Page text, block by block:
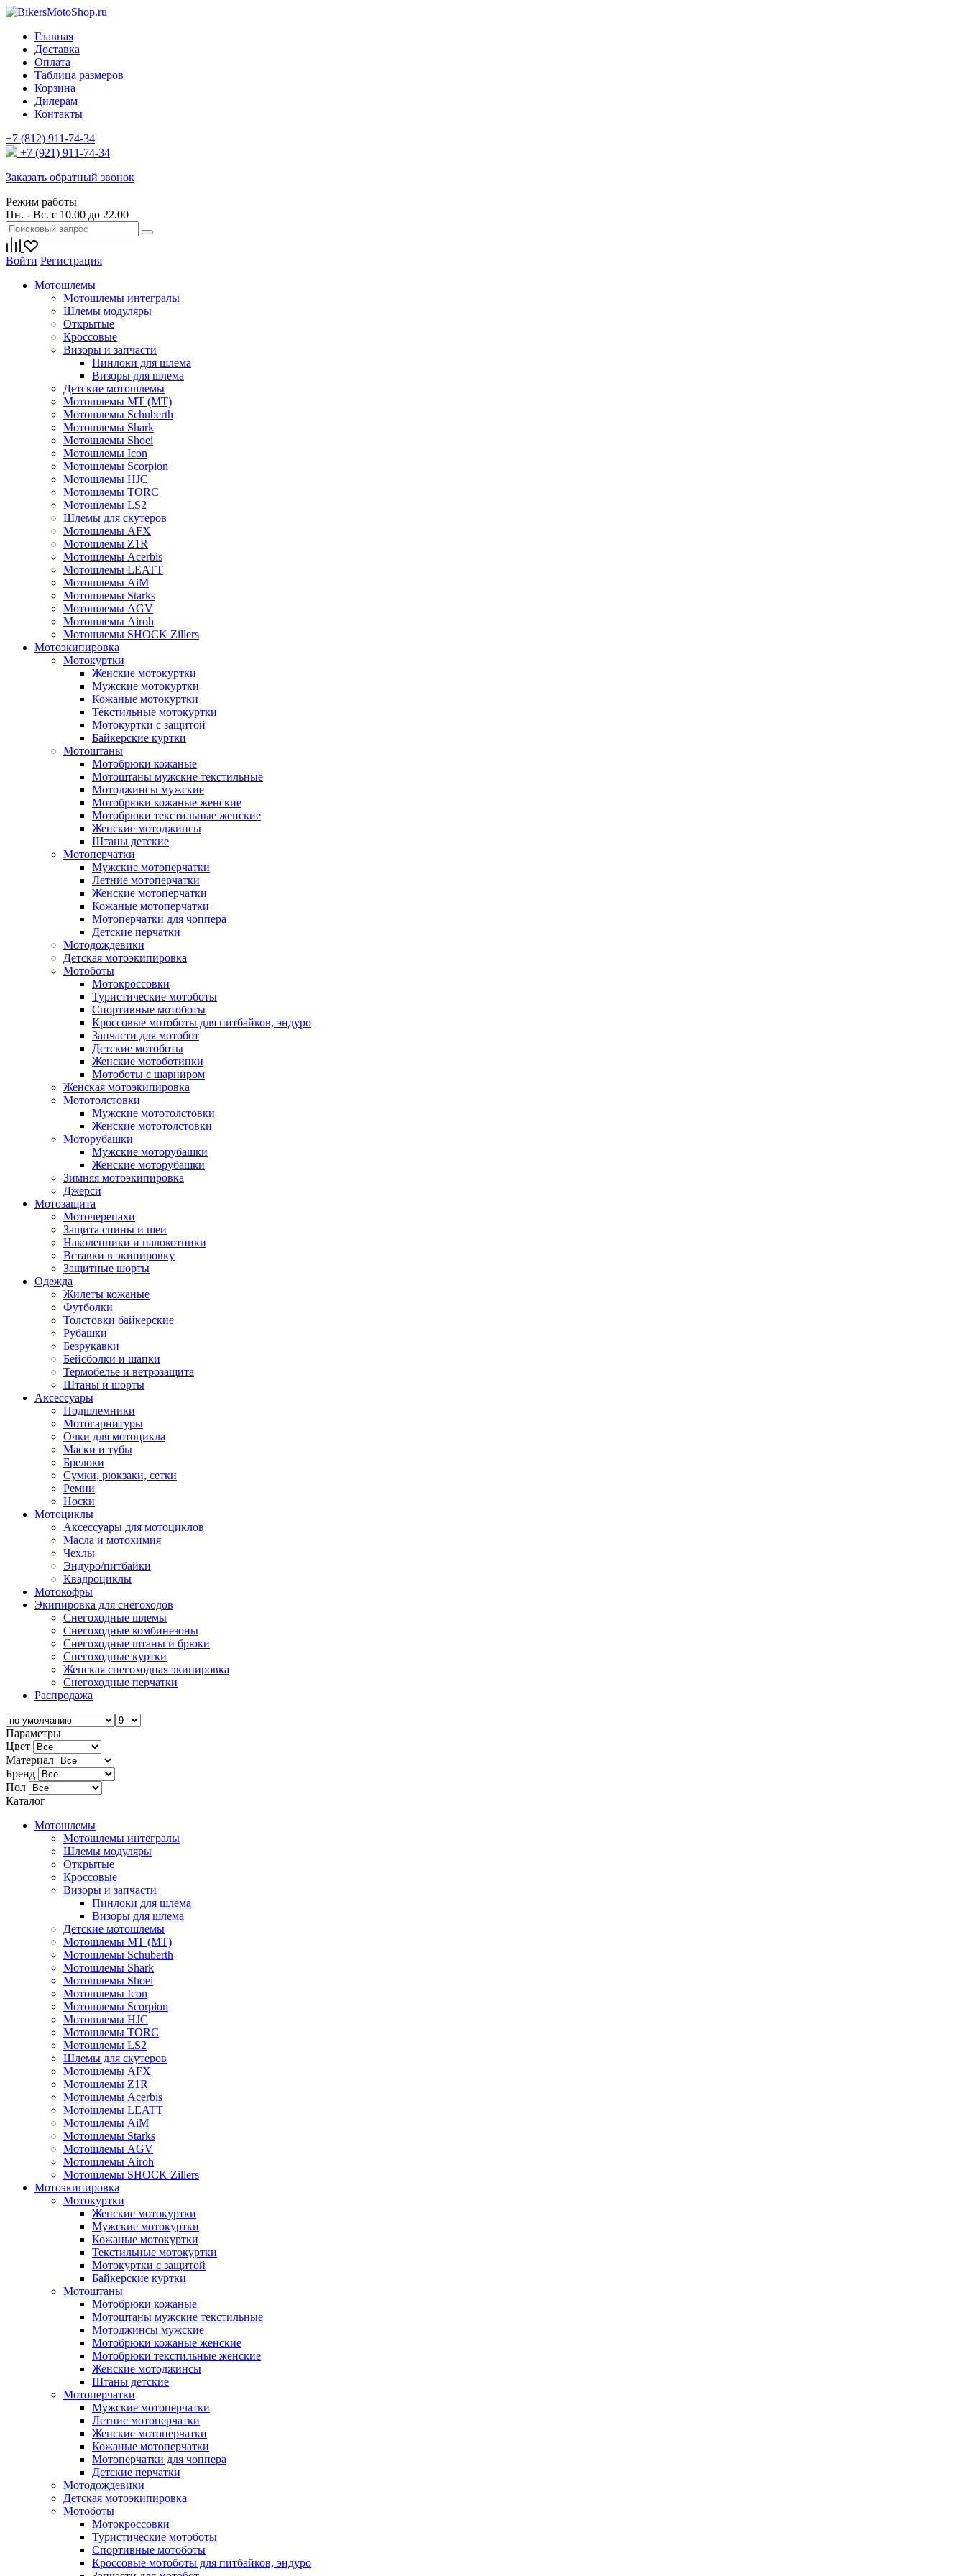
Главная
Доставка
Оплата
Таблица размеров
Корзина
Дилерам
Контакты
+7 (812) 911-74-34
+7 (921) 911-74-34
Заказать обратный звонок
Режим работы
Пн. - Вс. с 10.00 до 22.00
Войти Регистрация
Мотошлемы
Мотошлемы интегралы
Шлемы модуляры
Открытые
Кросcовые
Визоры и запчасти
Пинлоки для шлема
Визоры для шлема
Детские мотошлемы
Мотошлемы MT (МТ)
Мотошлемы Schuberth
Мотошлемы Shark
Мотошлемы Shoei
Мотошлемы Icon
Мотошлемы Scorpion
Мотошлемы HJC
Мотошлемы TORC
Мотошлемы LS2
Шлемы для скутеров
Мотошлемы AFX
Мотошлемы Z1R
Мотошлемы Acerbis
Мотошлемы LEATT
Мотошлемы AiM
Мотошлемы Starks
Мотошлемы AGV
Мотошлемы Airoh
Мотошлемы SHOCK Zillers
Мотоэкипировка
Мотокуртки
Женские мотокуртки
Мужские мотокуртки
Кожаные мотокуртки
Текстильные мотокуртки
Мотокуртки с защитой
Байкерские куртки
Мотоштаны
Мотобрюки кожаные
Мотоштаны мужские текстильные
Мотоджинсы мужские
Мотобрюки кожаные женские
Мотобрюки текстильные женские
Женские мотоджинсы
Штаны детские
Мотоперчатки
Мужские мотоперчатки
Летние мотоперчатки
Женские мотоперчатки
Кожаные мотоперчатки
Мотоперчатки для чоппера
Детские перчатки
Мотодождевики
Детская мотоэкипировка
Мотоботы
Мотокроссовки
Туристические мотоботы
Спортивные мотоботы
Кроссовые мотоботы для питбайков, эндуро
Запчасти для мотобот
Детские мотоботы
Женские мотоботинки
Мотоботы с шарниром
Женская мотоэкипировка
Мототолстовки
Мужские мототолстовки
Женские мототолстовки
Моторубашки
Мужские моторубашки
Женские моторубашки
Зимняя мотоэкипировка
Джерси
Мотозащита
Моточерепахи
Защита спины и шеи
Наколенники и налокотники
Вставки в экипировку
Защитные шорты
Одежда
Жилеты кожаные
Футболки
Толстовки байкерские
Рубашки
Безрукавки
Бейсболки и шапки
Термобелье и ветрозащита
Штаны и шорты
Аксессуары
Подшлемники
Мотогарнитуры
Очки для мотоцикла
Маски и тубы
Брелоки
Сумки, рюкзаки, сетки
Ремни
Носки
Мотоциклы
Аксессуары для мотоциклов
Масла и мотохимия
Чехлы
Эндуро/питбайки
Квадроциклы
Мотокофры
Экипировка для снегоходов
Снегоходные шлемы
Снегоходные комбинезоны
Снегоходные штаны и брюки
Снегоходные куртки
Женская снегоходная экипировка
Снегоходные перчатки
Распродажа
Параметры
Цвет
Материал
Бренд
Пол
Каталог
Мотошлемы
Мотошлемы интегралы
Шлемы модуляры
Открытые
Кросcовые
Визоры и запчасти
Пинлоки для шлема
Визоры для шлема
Детские мотошлемы
Мотошлемы MT (МТ)
Мотошлемы Schuberth
Мотошлемы Shark
Мотошлемы Shoei
Мотошлемы Icon
Мотошлемы Scorpion
Мотошлемы HJC
Мотошлемы TORC
Мотошлемы LS2
Шлемы для скутеров
Мотошлемы AFX
Мотошлемы Z1R
Мотошлемы Acerbis
Мотошлемы LEATT
Мотошлемы AiM
Мотошлемы Starks
Мотошлемы AGV
Мотошлемы Airoh
Мотошлемы SHOCK Zillers
Мотоэкипировка
Мотокуртки
Женские мотокуртки
Мужские мотокуртки
Кожаные мотокуртки
Текстильные мотокуртки
Мотокуртки с защитой
Байкерские куртки
Мотоштаны
Мотобрюки кожаные
Мотоштаны мужские текстильные
Мотоджинсы мужские
Мотобрюки кожаные женские
Мотобрюки текстильные женские
Женские мотоджинсы
Штаны детские
Мотоперчатки
Мужские мотоперчатки
Летние мотоперчатки
Женские мотоперчатки
Кожаные мотоперчатки
Мотоперчатки для чоппера
Детские перчатки
Мотодождевики
Детская мотоэкипировка
Мотоботы
Мотокроссовки
Туристические мотоботы
Спортивные мотоботы
Кроссовые мотоботы для питбайков, эндуро